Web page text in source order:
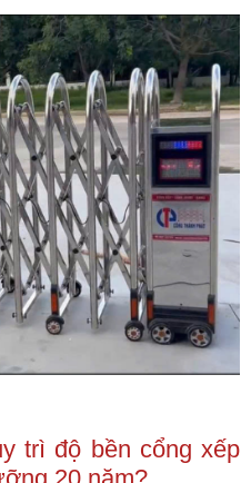
trì độ bền cổng xếp